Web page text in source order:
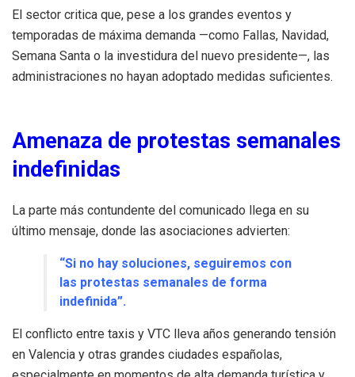
El sector critica que, pese a los grandes eventos y
temporadas de máxima demanda —como Fallas, Navidad,
Semana Santa o la investidura del nuevo presidente—, las
administraciones no hayan adoptado medidas suficientes.
Amenaza de protestas semanales
indefinidas
La parte más contundente del comunicado llega en su
último mensaje, donde las asociaciones advierten:
“Si no hay soluciones, seguiremos con
las protestas semanales de forma
indefinida”.
El conflicto entre taxis y VTC lleva años generando tensión
en Valencia y otras grandes ciudades españolas,